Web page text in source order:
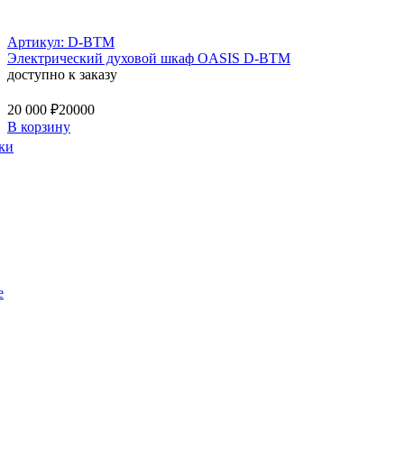
Артикул: D-BTM
Электрический духовой шкаф OASIS D-BTM
доступно к заказу
20 000 ₽20000
В корзину